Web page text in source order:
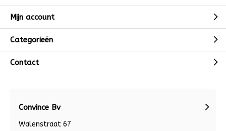
Mijn account
Categorieën
Contact
Convince Bv
Walenstraat 67